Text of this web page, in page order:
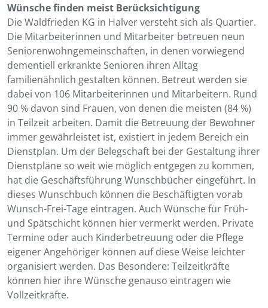
Wünsche finden meist Berücksichtigung
Die Waldfrieden KG in Halver versteht sich als Quartier.
Die Mitarbeiterinnen und Mitarbeiter betreuen neun
Seniorenwohngemeinschaften, in denen vorwiegend
dementiell erkrankte Senioren ihren Alltag
familienähnlich gestalten können. Betreut werden sie
dabei von 106 Mitarbeiterinnen und Mitarbeitern. Rund
90 % davon sind Frauen, von denen die meisten (84 %)
in Teilzeit arbeiten. Damit die Betreuung der Bewohner
immer gewährleistet ist, existiert in jedem Bereich ein
Dienstplan. Um der Belegschaft bei der Gestaltung ihrer
Dienstpläne so weit wie möglich entgegen zu kommen,
hat die Geschäftsführung Wunschbücher eingeführt. In
dieses Wunschbuch können die Beschäftigten vorab
Wunsch-Frei-Tage eintragen. Auch Wünsche für Früh-
und Spätschicht können hier vermerkt werden. Private
Termine oder auch Kinderbetreuung oder die Pflege
eigener Angehöriger können auf diese Weise leichter
organisiert werden. Das Besondere: Teilzeitkräfte
können hier ihre Wünsche genauso eintragen wie
Vollzeitkräfte.